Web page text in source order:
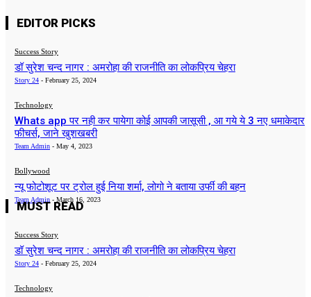
EDITOR PICKS
Success Story
डॉ सुरेश चन्द नागर : अमरोहा की राजनीति का लोकप्रिय चेहरा
Story 24 - February 25, 2024
Technology
Whats app पर नही कर पायेगा कोई आपकी जासूसी , आ गये ये 3 नए धमाकेदार
फीचर्स, जाने खुशखबरी
Team Admin - May 4, 2023
Bollywood
न्यू फोटोशूट पर ट्रोल हुई निया शर्मा, लोगो ने बताया उर्फी की बहन
Team Admin - March 16, 2023
MUST READ
Success Story
डॉ सुरेश चन्द नागर : अमरोहा की राजनीति का लोकप्रिय चेहरा
Story 24 - February 25, 2024
Technology